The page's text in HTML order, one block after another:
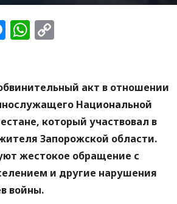
Messenger
WhatsApp
акт в отношении
Национальной
который участвовал в
Запорожской области.
жестокое обращение с
и другие нарушения
войны.